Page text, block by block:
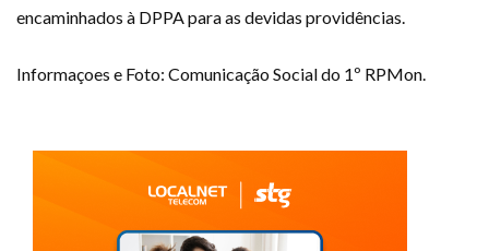
encaminhados à DPPA para as devidas providências.
Informaçoes e Foto: Comunicação Social do 1º RPMon.